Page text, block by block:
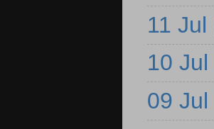
11 Jul
10 Jul
09 Jul